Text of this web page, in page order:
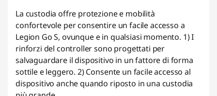
La custodia offre protezione e mobilità
confortevole per consentire un facile accesso a
Legion Go S, ovunque e in qualsiasi momento. 1) I
rinforzi del controller sono progettati per
salvaguardare il dispositivo in un fattore di forma
sottile e leggero. 2) Consente un facile accesso al
dispositivo anche quando riposto in una custodia